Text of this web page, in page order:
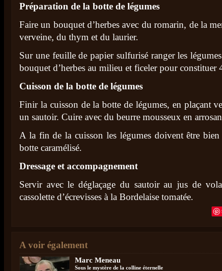
Préparation de la botte de légumes
Faire un bouquet d’herbes avec du romarin, de la
verveine, du thym et du laurier.
Sur une feuille de papier sulfurisé ranger les
bouquet d’herbes au milieu et ficeler pour constituer
Cuisson de la botte de légumes
Finir la cuisson de la botte de légumes, en plaçant
un sautoir. Cuire avec du beurre mousseux en
A la fin de la cuisson les légumes doivent être
botte caramélisé.
Dressage et accompagnement
Servir avec le déglaçage du sautoir au jus de
cassolette d’écrevisses à la Bordelaise tomatée.
A voir également
Marc Meneau
Sous le mystère de la colline éternelle